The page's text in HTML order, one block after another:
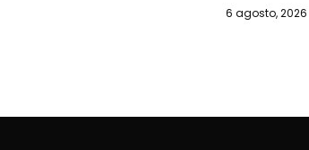
6 agosto, 2026